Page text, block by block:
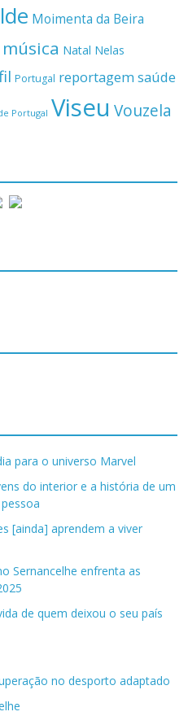
Moimenta da Beira
música Natal Nelas
Portugal reportagemsaúde
Portugal Viseu Vouzela
para o universo Marvel
do interior e a história de um
[ainda] aprendem a viver
Sernancelhe enfrenta as
de quem deixou o seu país
no desporto adaptado